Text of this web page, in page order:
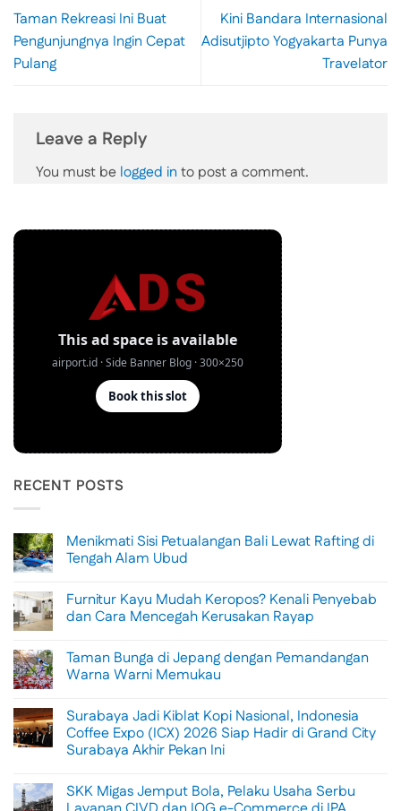
Taman Rekreasi Ini Buat
Pengunjungnya Ingin Cepat
Pulang
Kini Bandara Internasional
Adisutjipto Yogyakarta Punya
Travelator
Leave a Reply
You must be logged in to post a comment.
RECENT POSTS
Menikmati Sisi Petualangan Bali Lewat Rafting di
Tengah Alam Ubud
on
Menikmati
Sisi
Lewat
Rafting
di
Ubud
Furnitur Kayu Mudah Keropos? Kenali Penyebab
dan Cara Mencegah Kerusakan Rayap
on
Furnitur
Kayu
Kenali
Penyebab
dan
Cara
Rayap
Taman Bunga di Jepang dengan Pemandangan
Warna Warni Memukau
on
Taman
Bunga
di
Pemandangan
Warna
Surabaya Jadi Kiblat Kopi Nasional, Indonesia
Coffee Expo (ICX) 2026 Siap Hadir di Grand City
Surabaya Akhir Pekan Ini
on
Surabaya
SKK Migas Jemput Bola, Pelaku Usaha Serbu